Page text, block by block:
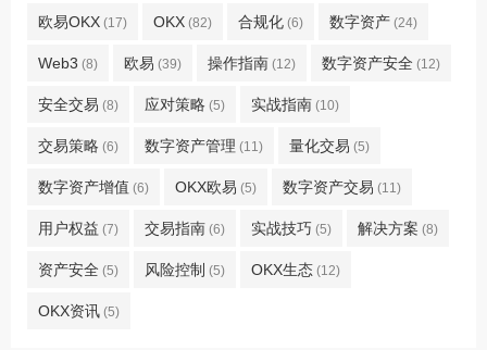
欧易OKX (17) OKX (82) 合规化 (6) 数字资产 (24)
Web3 (8) 欧易 (39) 操作指南 (12) 数字资产安全 (12)
安全交易 (8) 应对策略 (5) 实战指南 (10)
交易策略 (6) 数字资产管理 (11) 量化交易 (5)
数字资产增值 (6) OKX欧易 (5) 数字资产交易 (11)
用户权益 (7) 交易指南 (6) 实战技巧 (5) 解决方案 (8)
资产安全 (5) 风险控制 (5) OKX生态 (12)
OKX资讯 (5)